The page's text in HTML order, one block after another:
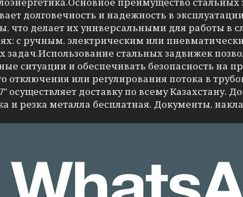
долговечность и надежность в
что делает их универсальными для работы в
с ручным, электрическим или
задач.Использование стальных задвижек
ситуации и обеспечивать безопасность
отключения или регулирования потока в
осуществляет доставку по всему Казахстану.
и резка металла бесплатная. Документы,